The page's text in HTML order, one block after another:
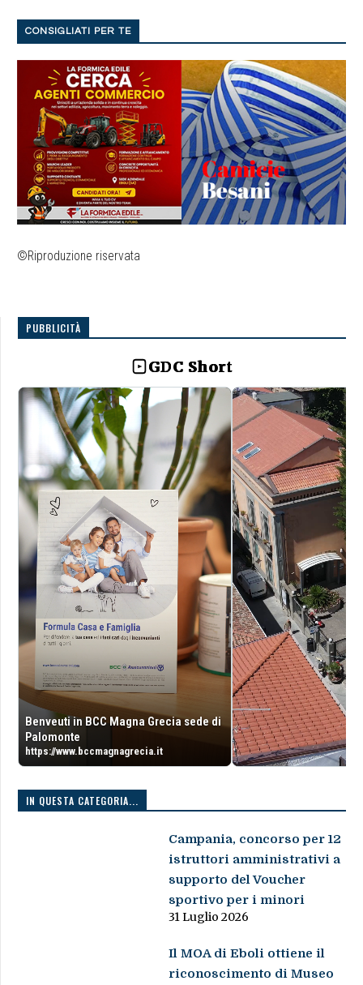
CONSIGLIATI PER TE
©Riproduzione riservata
PUBBLICITÀ
GDC Short
Benveuti in BCC Magna Grecia sede di
Palomonte
https://www.bccmagnagrecia.it
IN QUESTA CATEGORIA...
Campania, concorso per 12
istruttori amministrativi a
supporto del Voucher
sportivo per i minori
31 Luglio 2026
Il MOA di Eboli ottiene il
riconoscimento di Museo